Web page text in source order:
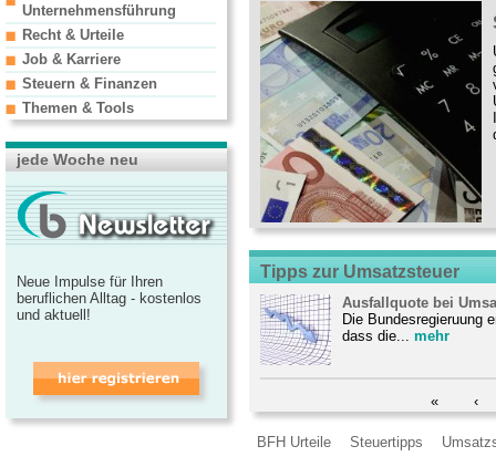
Tipps zur Umsatzsteuer
Ausfallquote bei
Die Bundesregieruung
dass die... mehr
« ‹
BFH Urteile Steuertipps
Unternehmensführung
Recht & Urteile
Job & Karriere
Steuern & Finanzen
Themen & Tools
jede Woche neu
Neue Impulse für Ihren
beruflichen Alltag - kostenlos
und aktuell!